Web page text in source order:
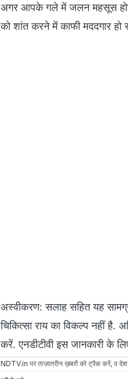
अगर आपके गले में जलन महसूस
को शांत करने में काफी मददगार हो
अस्वीकरण: सलाह सहित यह
चिकित्सा राय का विकल्प नहीं है.
करें. एनडीटीवी इस जानकारी के
NDTV.in पर ताज़ातरीन ख़बरों को ट्रैक करें, व